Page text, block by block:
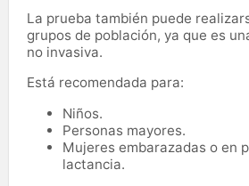
La prueba también puede
grupos de población, ya que es
no invasiva.
Está recomendada para:
Niños.
Personas mayores.
Mujeres embarazadas o en
lactancia.